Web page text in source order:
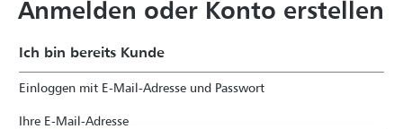
Anmelden oder Konto erstellen
Ich bin bereits Kunde
Einloggen mit E-Mail-Adresse und Passwort
Ihre E-Mail-Adresse